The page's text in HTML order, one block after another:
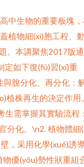
中生物的重要板塊
植物細(xì)胞工程、
。本講聚焦2017版
定如下復(fù)習(xí)重
與脫分化、再分化：
植株再生的決定作用
生需掌握其實驗流程
化。\n2. 植物體細
，采用化學(xué)誘
優(yōu)勢性狀重組